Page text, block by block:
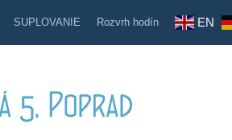
SUPLOVANIE Rozvrh hodín EN